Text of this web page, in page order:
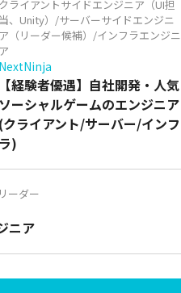
クライアントサイドエンジニア（UI担
当、Unity）/サーバーサイドエンジニ
ア（リーダー候補）/インフラエンジニ
ア
NextNinja
【経験者優遇】自社開発・人気
ソーシャルゲームのエンジニア
(クライアント/サーバー/インフ
ラ)
ーダー
ニア